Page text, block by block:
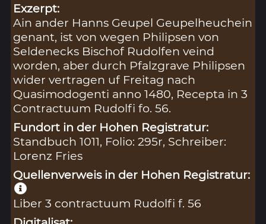
Exzerpt:
Ain ander Hanns Geupel Geupelheuchein
genant, ist von wegen Philipsen von
Seldenecks Bischof Rudolfen veind
worden, aber durch Pfalzgrave Philipsen
wider vertragen uf Freitag nach
Quasimodogenti anno 1480, Recepta in 3
Contractuum Rudolfi fo. 56.
Fundort in der Hohen Registratur:
Standbuch 1011, Folio: 295r, Schreiber:
Lorenz Fries
Quellenverweis in der Hohen Registratur:
Liber 3 contractuum Rudolfi f. 56